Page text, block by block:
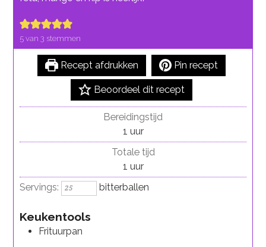
5 van3 stemmen
Recept afdrukken Pin recept
Beoordeel dit recept
Bereidingstijd
1 uur
uur
Totale tijd
1 uur
uur
Servings:
bitterballen
Keukentools
Frituurpan